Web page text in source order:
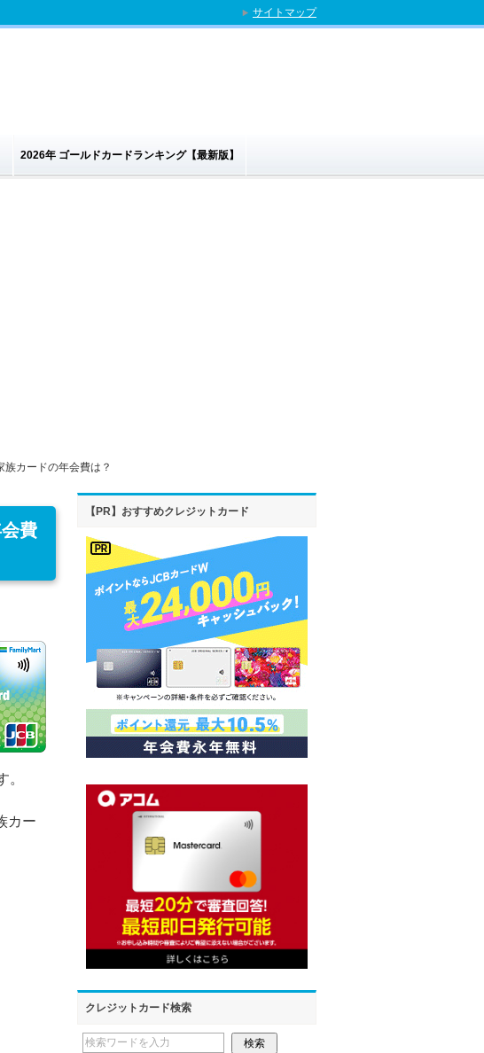
2026年 ゴールドカードランキング【最新版】
カードの年会費は？
費
。
カー
【PR】おすすめクレジットカード
クレジットカード検索
サイトマップ